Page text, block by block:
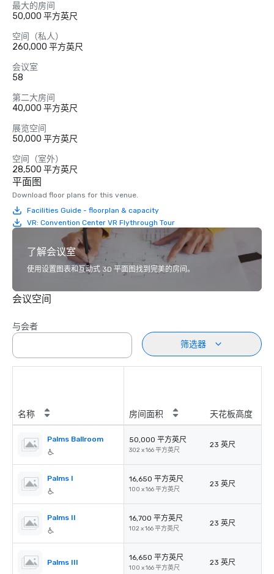
最大的房间
50,000 平方英尺
空间（私人）
260,000 平方英尺
会议室
58
第二大房间
40,000 平方英尺
展览空间
50,000 平方英尺
空间（室外）
28,500 平方英尺
平面图
Download floor plans for this venue.
Facilities Guide - floorplan & capacity
VR: Convention Center VR Flythrough Tour
了解会议室
使用设置图表和互动式 3D 平面图找到完美的房间。
会议空间
与会者
筛选器
名称 房间面积 天花板高度
Palms Ballroom 50,000 平方英尺
302 x 166 平方英尺
23 英尺
Palms I 16,650 平方英尺
100 x 166 平方英尺
23 英尺
Palms II 16,700 平方英尺
102 x 166 平方英尺
23 英尺
Palms III
16,650 平方英尺
100 x 166 平方英尺
23 英尺